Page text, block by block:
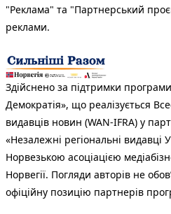
"Реклама" та "Партнерський
реклами.
Здійснено за підтримки
Демократія», що реалізується
видавців новин (WAN-IFRA) у
«Незалежні регіональні видавці
Норвезькою асоціацією
Норвегії. Погляди авторів не
офіційну позицію партнерів